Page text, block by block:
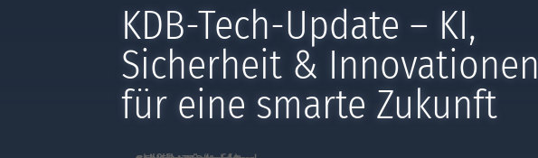
KDB-Tech-Update – KI,
Sicherheit & Innovationen
für eine smarte Zukunft